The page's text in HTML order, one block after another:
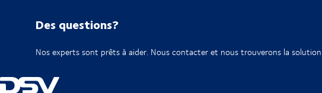
Des questions?
Nos experts sont prêts à aider. Nous contacter et nous trouverons la